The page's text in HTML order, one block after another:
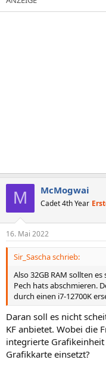
M McMogwai
Cadet 4th Year
16. Mai 2022
Sir_Sascha schrieb:
Also 32GB RAM sollten
Pech hats abschmieren.
durch einen i7-12700K
Daran soll es nicht
KF anbietet. Wobei die
integrierte
Grafikkarte einsetzt?